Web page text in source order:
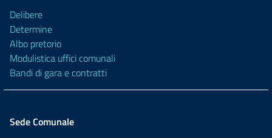
Delibere
Determine
Albo pretorio
Modulistica uffici comunali
Bandi di gara e contratti
Sede Comunale